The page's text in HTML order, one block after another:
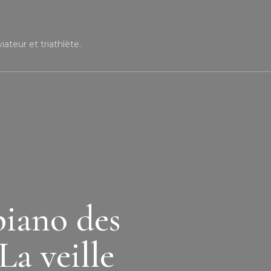
et triathlète.
des
veille